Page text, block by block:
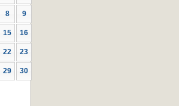
8 9
15 16
22 23
29 30